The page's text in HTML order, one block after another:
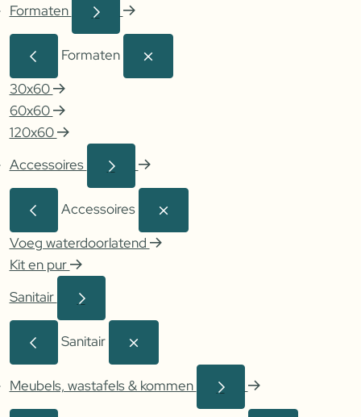
Formaten
Formaten
30x60
60x60
120x60
Accessoires
Accessoires
Voeg waterdoorlatend
Kit en pur
Sanitair
Sanitair
Meubels, wastafels & kommen